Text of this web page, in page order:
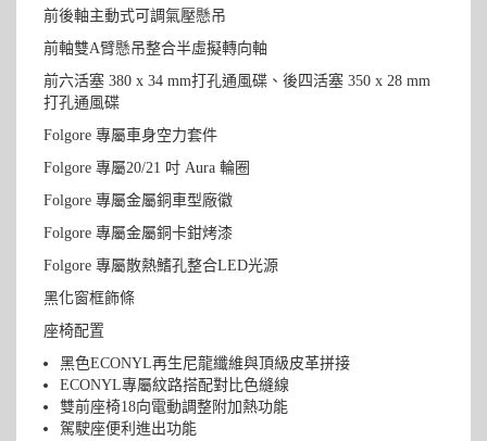
前後軸主動式可調氣壓懸吊
前軸雙A臂懸吊整合半虛擬轉向軸
前六活塞 380 x 34 mm打孔通風碟、後四活塞 350 x 28 mm
打孔通風碟
Folgore 專屬車身空力套件
Folgore 專屬20/21 吋 Aura 輪圈
Folgore 專屬金屬銅車型廠徽
Folgore 專屬金屬銅卡鉗烤漆
Folgore 專屬散熱鰭孔整合LED光源
黑化窗框飾條
座椅配置
黑色ECONYL再生尼龍纖維與頂級皮革拼接
ECONYL專屬紋路搭配對比色縫線
雙前座椅18向電動調整附加熱功能
駕駛座便利進出功能